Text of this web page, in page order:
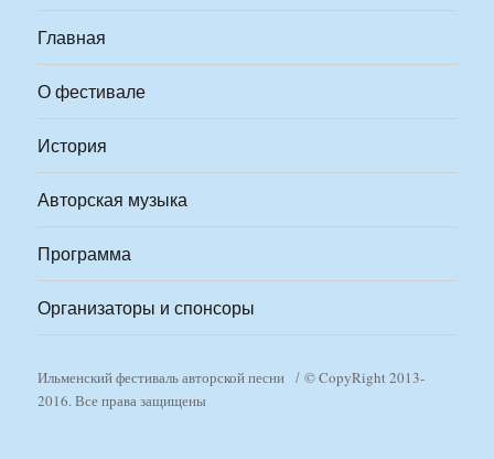
Главная
О фестивале
История
Авторская музыка
Программа
Организаторы и спонсоры
Ильменский фестиваль авторской песни
© CopyRight 2013-
2016. Все права защищены